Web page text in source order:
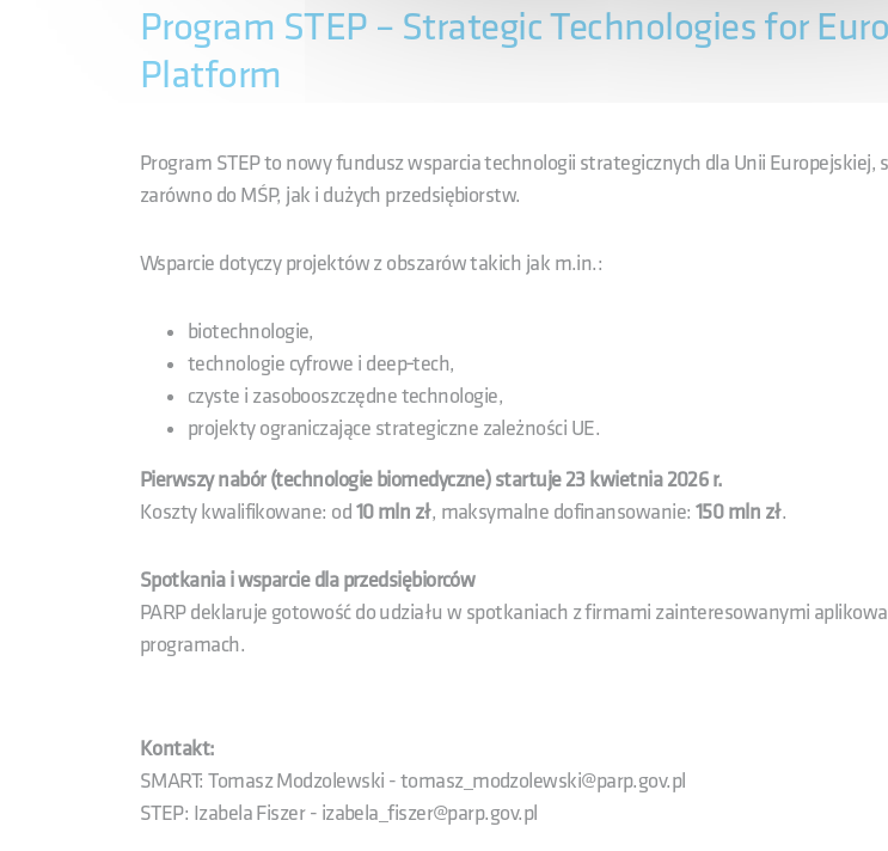
Program STEP – Strategic Technologies for
Platform
Program STEP to nowy fundusz wsparcia technologii strategicznych dla Unii Europejskiej,
zarówno do MŚP, jak i dużych przedsiębiorstw.
Wsparcie dotyczy projektów z obszarów takich jak m.in.:
biotechnologie,
technologie cyfrowe i deep‑tech,
czyste i zasobooszczędne technologie,
projekty ograniczające strategiczne zależności UE.
Pierwszy nabór (technologie biomedyczne) startuje 23 kwietnia 2026 r.
Koszty kwalifikowane: od 10 mln zł, maksymalne dofinansowanie: 150 mln zł.
Spotkania i wsparcie dla przedsiębiorców
PARP deklaruje gotowość do udziału w spotkaniach z firmami zainteresowanymi
programach.
Kontakt:
SMART: Tomasz Modzolewski - tomasz_modzolewski@parp.gov.pl
STEP: Izabela Fiszer - izabela_fiszer@parp.gov.pl